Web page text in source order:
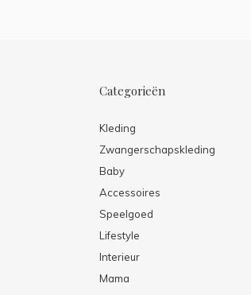
Categorieën
Kleding
Zwangerschapskleding
Baby
Accessoires
Speelgoed
Lifestyle
Interieur
Mama